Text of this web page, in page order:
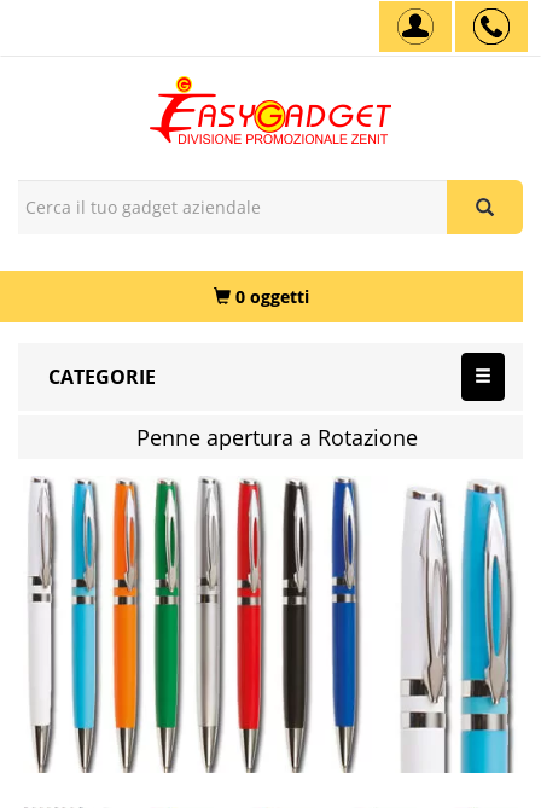
0 oggetti
CATEGORIE
Penne apertura a Rotazione